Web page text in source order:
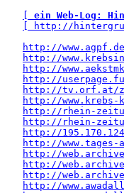
ein Web-Log:
[ http://
http://
http://
http://
http://
http://tv.orf.at/
http://www.krebs-
http://rhein-
http://rhein-
http://
http://www.tages-
http://
http://
http://
http://